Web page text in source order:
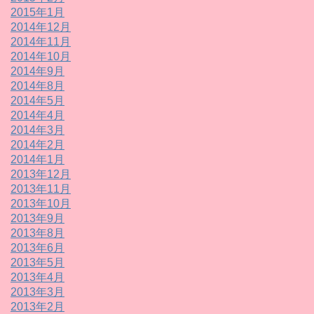
2015年1月
2014年12月
2014年11月
2014年10月
2014年9月
2014年8月
2014年5月
2014年4月
2014年3月
2014年2月
2014年1月
2013年12月
2013年11月
2013年10月
2013年9月
2013年8月
2013年6月
2013年5月
2013年4月
2013年3月
2013年2月